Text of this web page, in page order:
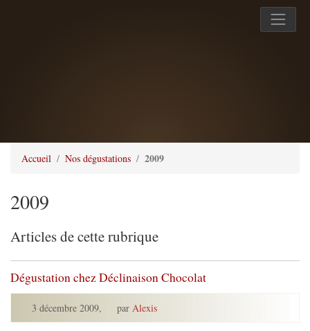
Accueil Nos dégustations 2009
2009
Articles de cette rubrique
Dégustation chez Déclinaison Chocolat
3 décembre 2009, par Alexis